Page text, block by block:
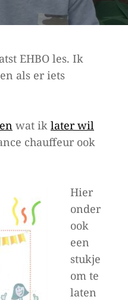
EHBO les. Ik
als er iets
wat ik later wil
chauffeur ook
Hier
onder
ook
een
stukje
om te
laten